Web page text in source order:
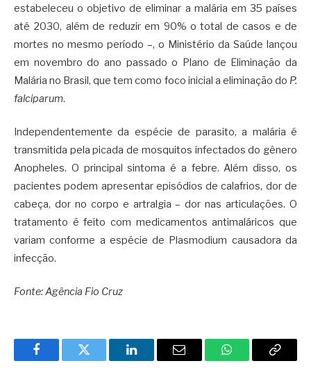
estabeleceu o objetivo de eliminar a malária em 35 países
até 2030, além de reduzir em 90% o total de casos e de
mortes no mesmo período –, o Ministério da Saúde lançou
em novembro do ano passado o Plano de Eliminação da
Malária no Brasil, que tem como foco inicial a eliminação do P.
falciparum.
Independentemente da espécie de parasito, a malária é
transmitida pela picada de mosquitos infectados do gênero
Anopheles. O principal sintoma é a febre. Além disso, os
pacientes podem apresentar episódios de calafrios, dor de
cabeça, dor no corpo e artralgia – dor nas articulações. O
tratamento é feito com medicamentos antimaláricos que
variam conforme a espécie de Plasmodium causadora da
infecção.
Fonte: Agência Fio Cruz
FacebookTwitter LinkedInEmail WhatsAppCopy